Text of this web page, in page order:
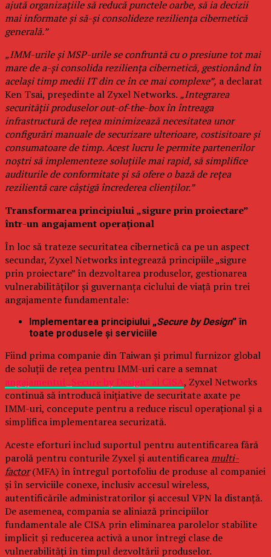
ajută organizațiile să reducă punctele oarbe, să ia decizii
mai informate și să-și consolideze reziliența cibernetică
generală.”
„IMM-urile și MSP-urile se confruntă cu o presiune tot mai
mare de a-și consolida reziliența cibernetică, gestionând în
același timp medii IT din ce în ce mai complexe”, a declarat
Ken Tsai, președinte al Zyxel Networks. „Integrarea
securității produselor out-of-the-box în întreaga
infrastructură de rețea minimizează necesitatea unor
configurări manuale de securizare ulterioare, costisitoare și
consumatoare de timp. Acest lucru le permite partenerilor
noștri să implementeze soluțiile mai rapid, să simplifice
auditurile de conformitate și să ofere o bază de rețea
rezilientă care câștigă încrederea clienților.”
Transformarea principiului „sigure prin proiectare”
într-un angajament operațional
În loc să trateze securitatea cibernetică ca pe un aspect
secundar, Zyxel Networks integrează principiile „sigure
prin proiectare” în dezvoltarea produselor, gestionarea
vulnerabilităților și guvernanța ciclului de viață prin trei
angajamente fundamentale:
Implementarea principiului „Secure by Design” în
toate produsele și serviciile
Fiind prima companie din Taiwan și primul furnizor global
de soluții de rețea pentru IMM-uri care a semnat
angajamentul „Secure by Design” al CISA, Zyxel Networks
continuă să introducă inițiative de securitate axate pe
IMM-uri, concepute pentru a reduce riscul operațional și a
simplifica implementarea securizată.
Aceste eforturi includ suportul pentru autentificarea fără
parolă pentru conturile Zyxel și autentificareamulti-
factor(MFA) în întregul portofoliu de produse al companiei
și în serviciile conexe, inclusiv accesul wireless,
autentificările administratorilor și accesul VPN la distanță.
De asemenea, compania se aliniază principiilor
fundamentale ale CISA prin eliminarea parolelor stabilite
implicit și reducerea activă a unor întregi clase de
vulnerabilități în timpul dezvoltării produselor.